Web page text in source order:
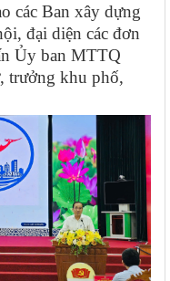
các Ban xây dựng
đại diện các đơn
Ủy ban MTTQ
trưởng khu phố,